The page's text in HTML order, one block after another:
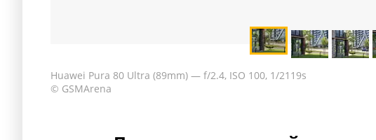
Huawei Pura 80 Ultra (89mm) — f/2.4, ISO 100, 1/2119s
© GSMArena